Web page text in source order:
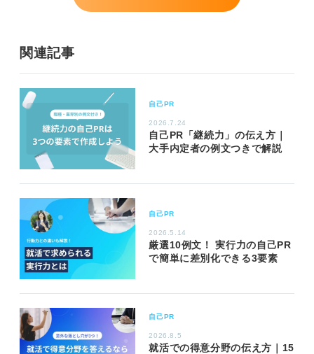
関連記事
自己PR
2026.7.24
自己PR「継続力」の伝え方｜
大手内定者の例文つきで解説
自己PR
2026.5.14
厳選10例文！ 実行力の自己PR
で簡単に差別化できる3要素
自己PR
2026.8.5
就活での得意分野の伝え方｜15